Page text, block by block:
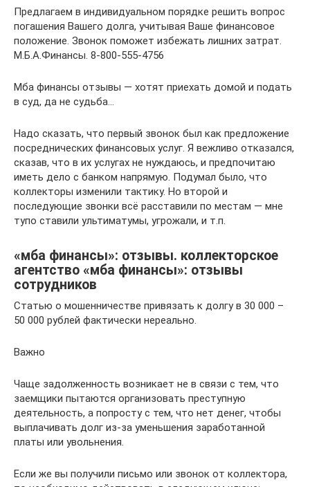
Предлагаем в индивидуальном порядке решить вопрос
погашения Вашего долга, учитывая Ваше финансовое
положение. Звонок поможет избежать лишних затрат.
М.Б.А.Финансы. 8-800-555-4756
Мба финансы отзывы — хотят приехать домой и подать
в суд, да не судьба…
Надо сказать, что первый звонок был как предложение
посреднических финансовых услуг. Я вежливо отказался,
сказав, что в их услугах не нуждаюсь, и предпочитаю
иметь дело с банком напрямую. Подумал было, что
коллекторы изменили тактику. Но второй и
последующие звонки всё расставили по местам — мне
тупо ставили ультиматумы, угрожали, и т.п.
«мба финансы»: отзывы. коллекторское
агентство «мба финансы»: отзывы
сотрудников
Статью о мошенничестве привязать к долгу в 30 000 –
50 000 рублей фактически нереально.
Важно
Чаще задолженность возникает не в связи с тем, что
заемщики пытаются организовать преступную
деятельность, а попросту с тем, что нет денег, чтобы
выплачивать долг из-за уменьшения заработанной
платы или увольнения.
Если же вы получили письмо или звонок от коллектора,